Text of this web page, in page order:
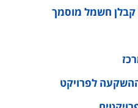
חשמל מוסמך
לפרויקט